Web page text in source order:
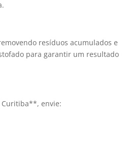
resíduos acumulados e
para garantir um resultado
Curitiba**, envie: